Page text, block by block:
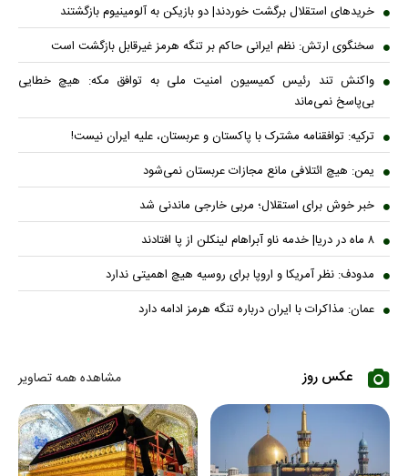
خریدهای استقلال برگشت خوردند| دو بازیکن به آلومینیوم بازگشتند
سخنگوی ارتش: نظم ایرانی حاکم بر تنگه هرمز غیرقابل بازگشت است
واکنش تند رئیس کمیسیون امنیت ملی به توافق مکه: هیچ خطایی
بی‌پاسخ نمی‌ماند
ترکیه: توافقنامه مشترک با پاکستان و عربستان، علیه ایران نیست!
یمن: هیچ ائتلافی مانع مجازات عربستان نمی‌شود
خبر خوش برای استقلال؛ مربی خارجی ماندنی شد
۸ ماه در دریا| خدمه ناو آبراهام لینکلن از پا افتادند
مدودف: نظر آمریکا و اروپا برای روسیه هیچ اهمیتی ندارد
عمان: مذاکرات با ایران درباره تنگه هرمز ادامه دارد
عکس روز مشاهده همه تصاویر